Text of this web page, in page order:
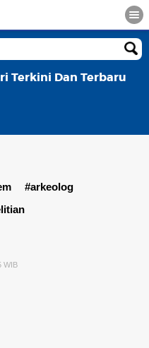
Terkini Dan Terbaru
#arkeolog
WIB